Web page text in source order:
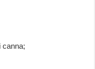
canna;